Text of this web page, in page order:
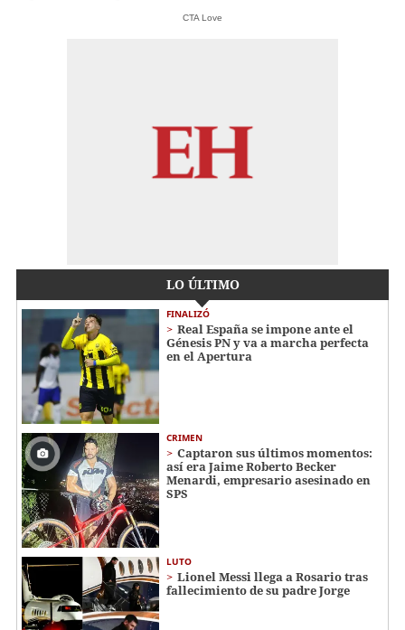
CTA Love
LO ÚLTIMO
FINALIZÓ
Real España se impone ante el
Génesis PN y va a marcha perfecta
en el Apertura
CRIMEN
Captaron sus últimos momentos:
así era Jaime Roberto Becker
Menardi​​​, empresario asesinado en
SPS
LUTO
Lionel Messi llega a Rosario tras
fallecimiento de su padre Jorge